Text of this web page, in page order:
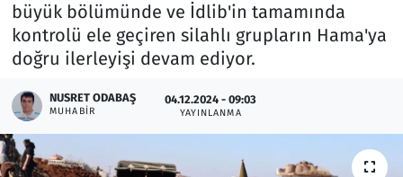
büyük bölümünde ve İdlib'in tamamında
kontrolü ele geçiren silahlı grupların Hama'ya
doğru ilerleyişi devam ediyor.
NUSRET ODABAŞ
MUHABIR
04.12.2024 - 09:03
YAYINLANMA
Otomobil
Oyun
Ramazan
Resmi İlanlar